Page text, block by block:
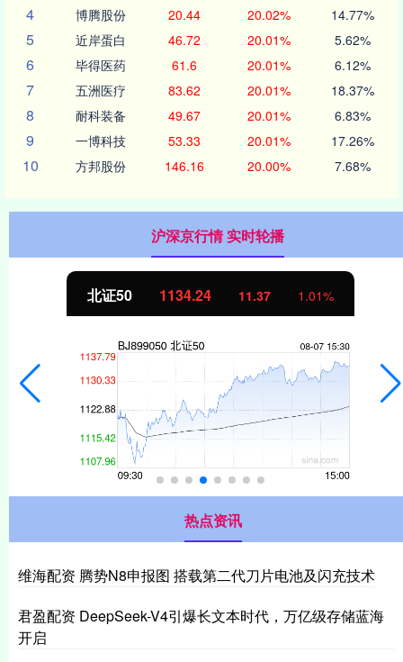
4 博腾股份 20.44 20.02% 14.77%
5 近岸蛋白 46.72 20.01% 5.62%
6 毕得医药 61.6 20.01% 6.12%
7 五洲医疗 83.62 20.01% 18.37%
8 耐科装备 49.67 20.01% 6.83%
9 一博科技 53.33 20.01% 17.26%
10 方邦股份 146.16 20.00% 7.68%
沪深京行情 实时轮播
北证50 1134.24 11.37 1.01%
热点资讯
维海配资 腾势N8申报图 搭载第二代刀片电池及闪充技术
君盈配资 DeepSeek-V4引爆长文本时代，万亿级存储蓝海
开启